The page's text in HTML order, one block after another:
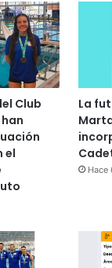
Club
el
La
Hace